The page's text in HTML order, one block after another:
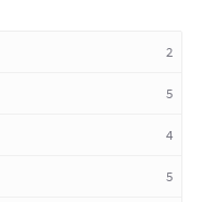
2
5
4
5